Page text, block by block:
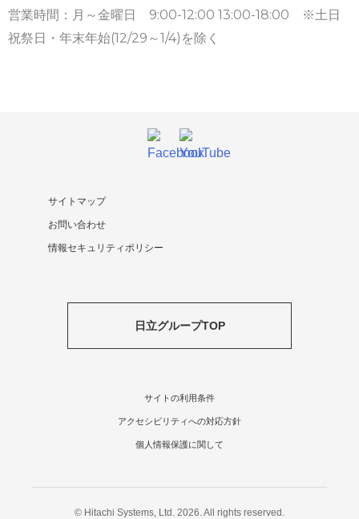
営業時間：月～金曜日 9:00-12:00 13:00-18:00 ※土日
祝祭日・年末年始(12/29～1/4)を除く
日立グループTOP
© Hitachi Systems, Ltd. 2026. All rights reserved.
サイトマップ
お問い合わせ
情報セキュリティポリシー
サイトの利用条件
アクセシビリティへの対応方針
個人情報保護に関して